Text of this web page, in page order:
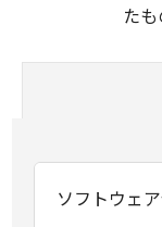
た
ソフトウェ